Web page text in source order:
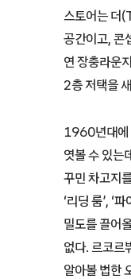
스토어는 더
공간이고, 콘
연 장충라운
2층 저택을
1960년대에
엿볼 수 있는
꾸민 차고지
‘리딩 룸’, ‘
밀도를 끌어
없다. 르코르
알아볼 법한